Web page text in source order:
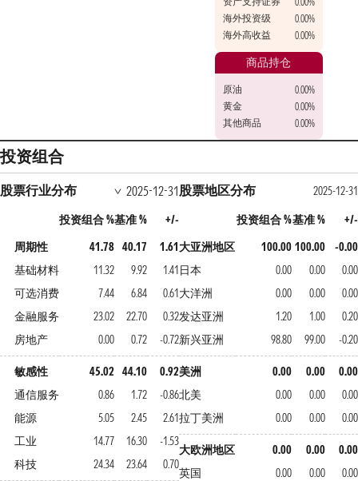
海外投资级
0.00%
海外高收益
0.00%
商品持仓
原油
0.00%
黄金
0.00%
其他商品
0.00%
投资组合
股票行业分布 2025-12-31
投资组合 %基准 %
+/-
周期性
41.78 40.17
1.61
基础材料
11.32 9.92
1.41
可选消费
7.44 6.84
0.61
金融服务
23.02 22.70
0.32
房地产
0.00 0.72 -0.72
敏感性 45.02 44.10
0.92
通信服务
0.86 1.72
-0.86
能源
5.05 2.45
2.61
工业
14.77 16.30
-1.53
科技
24.34 23.64 0.70
股票地区分布
2025-12-31
投资组合 %基准 %
+/-
大亚洲地区
100.00 100.00
-0.00
日本
0.00 0.00
0.00
大洋洲
0.00 0.00
0.00
发达亚洲
1.20 1.00
0.20
新兴亚洲
98.80 99.00 -0.20
美洲 0.00 0.00
0.00
北美
0.00 0.00
0.00
拉丁美洲
0.00 0.00 0.00
大欧洲地区 0.00 0.00
0.00
英国
0.00 0.00
0.00